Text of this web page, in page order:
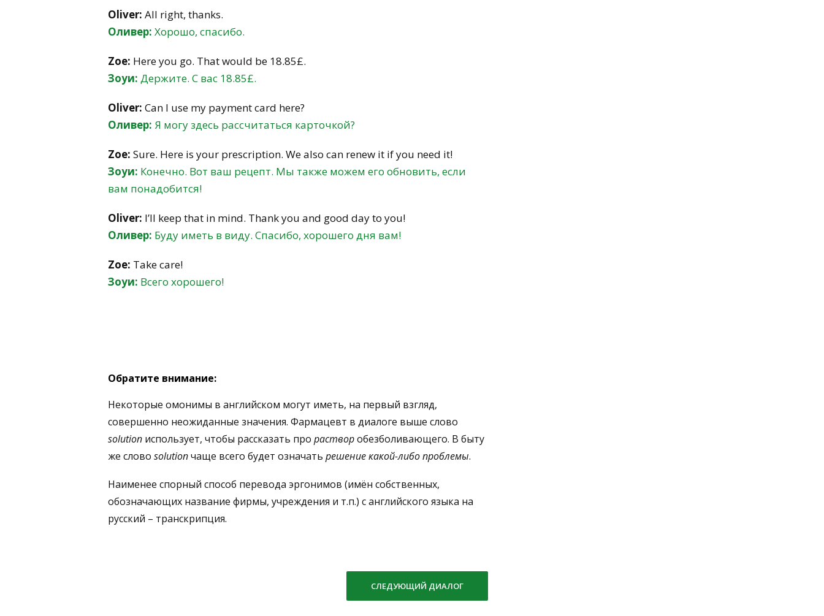
Oliver: All right, thanks.
Оливер: Хорошо, спасибо.
Zoe: Here you go. That would be 18.85£.
Зоуи: Держите. С вас 18.85£.
Oliver: Can I use my payment card here?
Оливер: Я могу здесь рассчитаться карточкой?
Zoe: Sure. Here is your prescription. We also can renew it if you need it!
Зоуи: Конечно. Вот ваш рецепт. Мы также можем его обновить, если
вам понадобится!
Oliver: I’ll keep that in mind. Thank you and good day to you!
Оливер: Буду иметь в виду. Спасибо, хорошего дня вам!
Zoe: Take care!
Зоуи: Всего хорошего!
Обратите внимание:
Некоторые омонимы в английском могут иметь, на первый взгляд,
совершенно неожиданные значения. Фармацевт в диалоге выше слово
solution использует, чтобы рассказать про растворобезболивающего. В быту
же слово solutionчаще всего будет означать решение какой-либо проблемы.
Наименее спорный способ перевода эргонимов (имён собственных,
обозначающих название фирмы, учреждения и т.п.) с английского языка на
русский – транскрипция.
СЛЕДУЮЩИЙ ДИАЛОГ